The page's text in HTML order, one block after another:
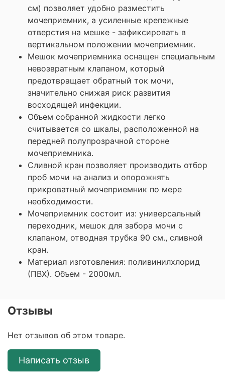
см) позволяет удобно разместить
мочеприемник, а усиленные крепежные
отверстия на мешке - зафиксировать в
вертикальном положении мочеприемник.
Мешок мочеприемника оснащен специальным
невозвратным клапаном, который
предотвращает обратный ток мочи,
значительно снижая риск развития
восходящей инфекции.
Объем собранной жидкости легко
считывается со шкалы, расположенной на
передней полупрозрачной стороне
мочеприемника.
Сливной кран позволяет производить отбор
проб мочи на анализ и опорожнять
прикроватный мочеприемник по мере
необходимости.
Мочеприемник состоит из: универсальный
переходник, мешок для забора мочи с
клапаном, отводная трубка 90 см., сливной
кран.
Материал изготовления: поливинилхлорид
(ПВХ). Объем - 2000мл.
Отзывы
Нет отзывов об этом товаре.
Написать отзыв